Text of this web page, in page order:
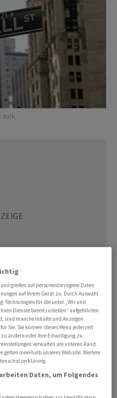
0,51 Prozent auf 7.592
Weil Anleger auf
stellte nur der Dow
auf. Der Leitindex der
1,6 Prozent auf 51.518
betrifft, gab es etwas mehr
greifen auf personenbezogene Daten
auf Ihrem Gerät zu. Durch Auswahl
Technologien für die unter „Wir und
Dienste bereitzustellen“ aufgeführten
sind manche Inhalte und Anzeigen
Sie. Sie können dieses Menü jederzeit
ändern oder Ihre Einwilligung zu
verwalten am unteren Rand
gelten innerhalb unseres Website. Weitere
Daten, um Folgendes